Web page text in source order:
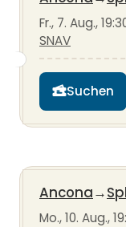
Fr., 7. Aug.,
SNAV
Suchen
Ancona→
Mo., 10. Aug.,